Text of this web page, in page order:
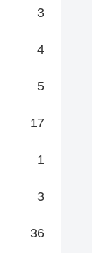
3
4
5
17
1
3
36